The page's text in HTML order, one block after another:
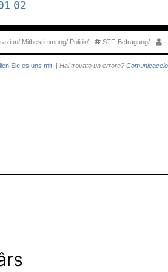
02
Mitbestimmung/ Politik/ · STF-Befragung/ · ·
Sie es uns mit. | Hai trovato un errore? Comunicacelo.